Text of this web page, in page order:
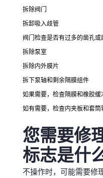
拆除阀门
拆卸吸入歧管
阀门检查是否有过多的凿孔或
拆除泵室
拆除内外膜片
拆下泵轴和剩余隔膜组件
如果需要，检查隔膜和橡胶
如有需要，检查内夹板和套
您需要修
标志是什
不操作时，可能需要修